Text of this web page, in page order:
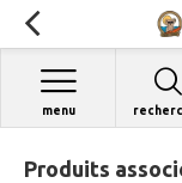
menu
Produits